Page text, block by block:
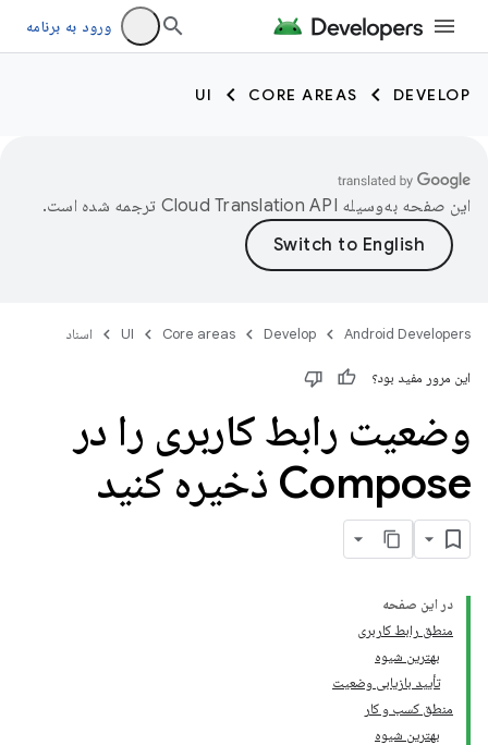
ورود به برنامه
DEVELOP
CORE AREAS
UI
این صفحه به‌وسیله ترجمه شده است.
Android Developers
Develop
Core areas
UI اسناد
این مرور مفید بود؟
وضعیت رابط کاربری را در
Compose ذخیره کنید
در این صفحه
منطق رابط کاربری
بهترین شیوه
تأیید بازیابی وضعیت
منطق کسب و کار
بهترین شیوه